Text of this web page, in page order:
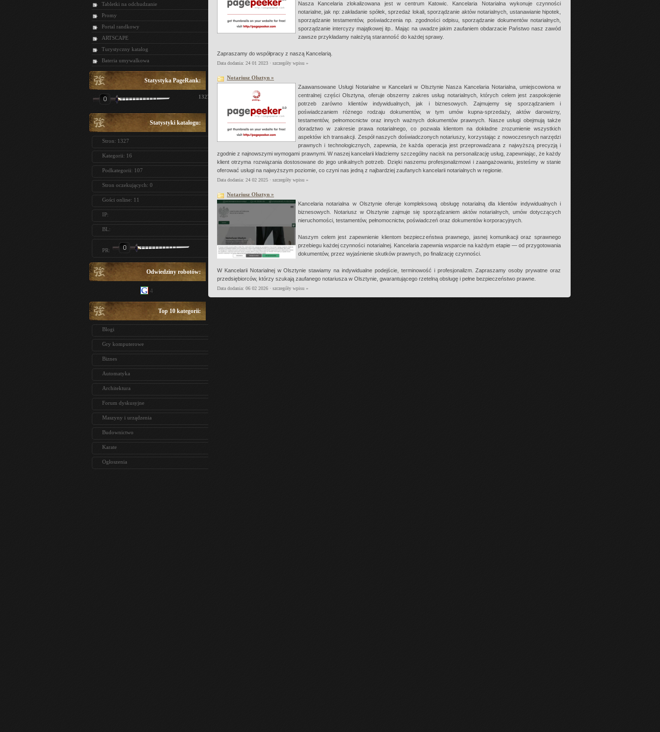
Tabletki na odchudzanie
Promy
Portal randkowy
ARTSCAPE
Turystyczny katalog
Bateria umywalkowa
Statystyka PageRank:
1327
Statystyki katalogu:
Stron: 1327
Kategorii: 16
Podkategorii: 107
Stron oczekujących: 0
Gości online: 11
IP:
BL:
PR:
Odwiedziny robotów:
4
Top 10 kategorii:
Blogi
Gry komputerowe
Biznes
Automatyka
Architektura
Forum dyskusyjne
Maszyny i urządzenia
Budownictwo
Karate
Ogłoszenia
Nasza Kancelaria zlokalizowana jest w centrum Katowic. Kancelaria Notarialna wykonuje czynności
notarialne, jak np: zakładanie spółek, sprzedaż lokali, sporządzanie aktów notarialnych, ustanawianie hipotek,
sporządzanie testamentów, poświadczenia np. zgodności odpisu, sporządzanie dokumentów notarialnych,
sporządzanie intercyzy majątkowej itp.. Mając na uwadze jakim zaufaniem obdarzacie Państwo nasz zawód
zawsze przykładamy należytą staranność do każdej sprawy.
Zapraszamy do współpracy z naszą Kancelarią.
Data dodania: 24 01 2023 · szczegóły wpisu »
Notariusz Olsztyn »
Zaawansowane Usługi Notarialne w Kancelarii w Olsztynie Nasza Kancelaria Notarialna, umiejscowiona w
centralnej części Olsztyna, oferuje obszerny zakres usług notarialnych, których celem jest zaspokojenie
potrzeb zarówno klientów indywidualnych, jak i biznesowych. Zajmujemy się sporządzaniem i
poświadczaniem różnego rodzaju dokumentów, w tym umów kupna-sprzedaży, aktów darowizny,
testamentów, pełnomocnictw oraz innych ważnych dokumentów prawnych. Nasze usługi obejmują także
doradztwo w zakresie prawa notarialnego, co pozwala klientom na dokładne zrozumienie wszystkich
aspektów ich transakcji. Zespół naszych doświadczonych notariuszy, korzystając z nowoczesnych narzędzi
prawnych i technologicznych, zapewnia, że każda operacja jest przeprowadzana z najwyższą precyzją i
zgodnie z najnowszymi wymogami prawnymi. W naszej kancelarii kładziemy szczególny nacisk na personalizację usług, zapewniając, że każdy
klient otrzyma rozwiązania dostosowane do jego unikalnych potrzeb. Dzięki naszemu profesjonalizmowi i zaangażowaniu, jesteśmy w stanie
oferować usługi na najwyższym poziomie, co czyni nas jedną z najbardziej zaufanych kancelarii notarialnych w regionie.
Data dodania: 24 02 2025 · szczegóły wpisu »
Notariusz Olsztyn »
Kancelaria notarialna w Olsztynie oferuje kompleksową obsługę notarialną dla klientów indywidualnych i
biznesowych. Notariusz w Olsztynie zajmuje się sporządzaniem aktów notarialnych, umów dotyczących
nieruchomości, testamentów, pełnomocnictw, poświadczeń oraz dokumentów korporacyjnych.
Naszym celem jest zapewnienie klientom bezpieczeństwa prawnego, jasnej komunikacji oraz sprawnego
przebiegu każdej czynności notarialnej. Kancelaria zapewnia wsparcie na każdym etapie — od przygotowania
dokumentów, przez wyjaśnienie skutków prawnych, po finalizację czynności.
W Kancelarii Notarialnej w Olsztynie stawiamy na indywidualne podejście, terminowość i profesjonalizm. Zapraszamy osoby prywatne oraz
przedsiębiorców, którzy szukają zaufanego notariusza w Olsztynie, gwarantującego rzetelną obsługę i pełne bezpieczeństwo prawne.
Data dodania: 06 02 2026 · szczegóły wpisu »